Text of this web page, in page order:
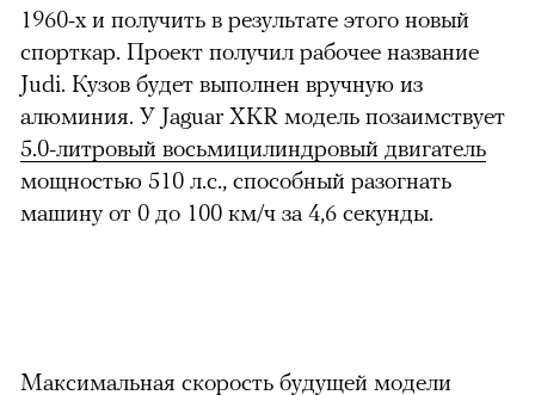
1960-х и получить в результате этого новый
спорткар. Проект получил рабочее название
Judi. Кузов будет выполнен вручную из
алюминия. У Jaguar XKR модель позаимствует
5.0-литровый восьмицилиндровый двигатель
мощностью 510 л.с., способный разогнать
машину от 0 до 100 км/ч за 4,6 секунды.
можно через
Максимальная скорость будущей модели